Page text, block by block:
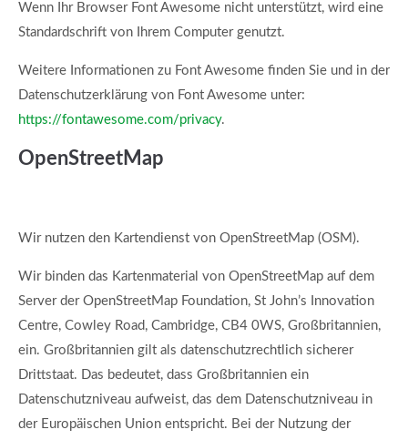
Wenn Ihr Browser Font Awesome nicht unterstützt, wird eine
Standardschrift von Ihrem Computer genutzt.
Weitere Informationen zu Font Awesome finden Sie und in der
Datenschutzerklärung von Font Awesome unter:
https://fontawesome.com/privacy.
OpenStreetMap
Wir nutzen den Kartendienst von OpenStreetMap (OSM).
Wir binden das Kartenmaterial von OpenStreetMap auf dem
Server der OpenStreetMap Foundation, St John’s Innovation
Centre, Cowley Road, Cambridge, CB4 0WS, Großbritannien,
ein. Großbritannien gilt als datenschutzrechtlich sicherer
Drittstaat. Das bedeutet, dass Großbritannien ein
Datenschutzniveau aufweist, das dem Datenschutzniveau in
der Europäischen Union entspricht. Bei der Nutzung der